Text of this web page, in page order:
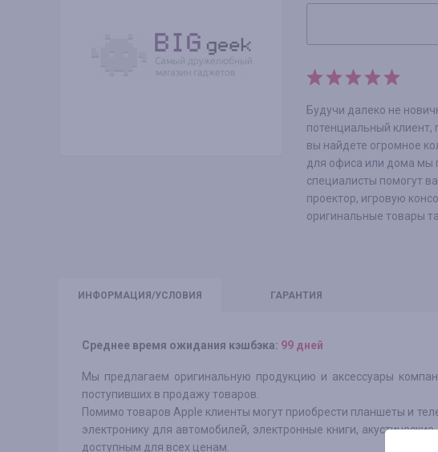
Будучи далеко не
потенциальный клиент,
вы найдете огромное
для офиса или дома мы
специалисты помогут
проектор, игровую
оригинальные товары
ИНФО РМАЦИЯ/УСЛОВИЯ ГАРАНТИЯ
Среднее время ожидания кэшбэка: 99 дней
Мы предлагаем оригинальную продукцию и аксессуары
поступивших в продажу товаров.
Помимо товаров Apple клиенты могут приобрести планшеты и
электронику для автомобилей, электронные книги,
доступным для всех ценам.